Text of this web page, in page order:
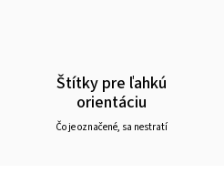
Štítky pre ľahkú
orientáciu
Čo je označené, sa nestratí